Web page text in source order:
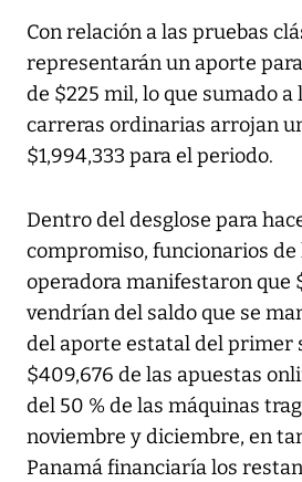
Con relación a las pruebas
representarán un aporte
de $225 mil, lo que sumado a
carreras ordinarias arrojan
$1,994,333 para el periodo.
Dentro del desglose para
compromiso, funcionarios de
operadora manifestaron que
vendrían del saldo que se
del aporte estatal del primer
$409,676 de las apuestas
del 50 % de las máquinas
noviembre y diciembre, en
Panamá financiaría los